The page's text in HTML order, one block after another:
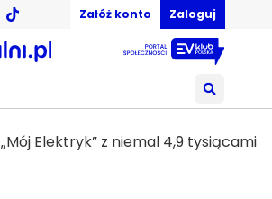
Załóż konto Zaloguj
„Mój Elektryk” z niemal 4,9 tysiącami